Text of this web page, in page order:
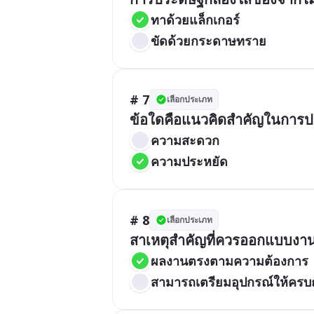
ทาด้วยแล็กเกอร์
ขัดด้วยกระดาษทราย
# 7 เลือกประเภท
ความสะดวก
ความประหยัด
# 8 เลือกประเภท
ผลงานตรงตามความต้องการ
สามารถเตรียมอุปกรณ์ให้คร